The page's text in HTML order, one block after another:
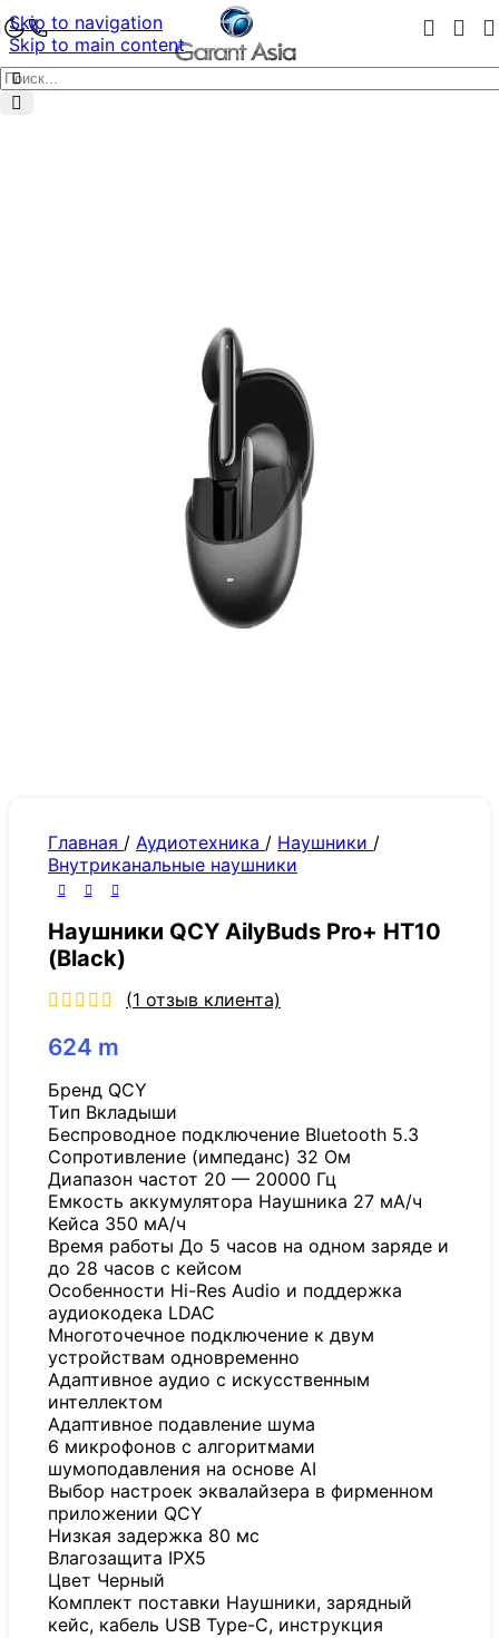
Skip to navigation
Skip to main content
Главная / Аудиотехника / Наушники /
Внутриканальные наушники
Наушники QCY AilyBuds Pro+ HT10
(Black)
(1 отзыв клиента)
624 m
Бренд QCY
Tип Вкладыши
Беспроводное подключение Bluetooth 5.3
Сопротивление (импеданс) 32 Ом
Диапазон частот 20 — 20000 Гц
Емкость аккумулятора Наушника 27 мА/ч
Кейса 350 мА/ч
Время работы До 5 часов на одном заряде и
до 28 часов с кейсом
Особенности Hi-Res Audio и поддержка
аудиокодека LDAC
Многоточечное подключение к двум
устройствам одновременно
Адаптивное аудио с искусственным
интеллектом
Адаптивное подавление шума
6 микрофонов с алгоритмами
шумоподавления на основе AI
Выбор настроек эквалайзера в фирменном
приложении QCY
Низкая задержка 80 мс
Влагозащита IPX5
Цвет Черный
Комплект поставки Наушники, зарядный
кейс, кабель USB Type-C, инструкция